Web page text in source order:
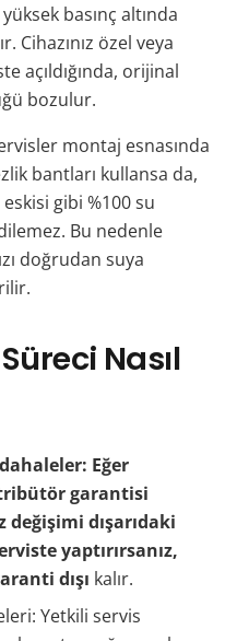
basınç altında
Cihazınız özel veya
açıldığında, orijinal
bozulur.
montaj esnasında
bantları kullansa da,
gibi %100 su
Bu nedenle
doğrudan suya
Nasıl
Eğer
garantisi
değişimi dışarıdaki
yaptırırsanız,
dışı kalır.
Yetkili servis